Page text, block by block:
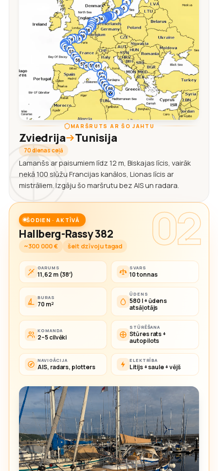
MARŠRUTS AR ŠO JAHTU
Zviedrija Tunisija
70 dienas ceļā
Lamanšs ar paisumiem līdz 12 m, Biskajas līcis, vairāk
nekā 100 slūžu Francijas kanālos, Lionas līcis ar
mistrāliem. Izgāju šo maršrutu bez AIS un radara.
02
ŠODIEN · AKTĪVĀ
Hallberg-Rassy 382
~300 000 € šeit dzīvoju tagad
GARUMS
11,62 m (38′)
SVARS
10 tonnas
BURAS
70 m²
ŪDENS
580 l + ūdens
atsāļotājs
KOMANDA
2–5 cilvēki
STŪRĒŠANA
Stūres rats +
autopilots
NAVIGĀCIJA
AIS, radars, plotters
ELEKTRĪBA
Litijs + saule + vējš